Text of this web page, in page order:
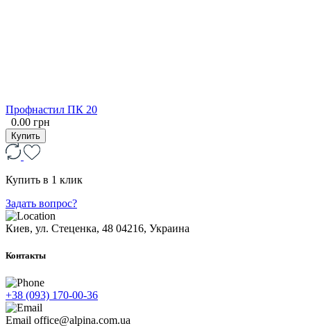
Профнастил ПК 20
0.00 грн
Купить
Купить в 1 клик
Задать вопрос?
Киев, ул. Стеценка, 48 04216, Украина
Контакты
+38 (093) 170-00-36
Email office@alpina.com.ua